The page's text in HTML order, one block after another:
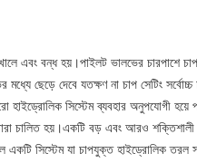
এবং বন্ধ হয়।পাইলট ভালভের চারপাশে
ছেড়ে দেবে যতক্ষণ না চাপ সেটিং সর্বোচ্চ
হাইড্রোলিক সিস্টেম ব্যবহার অনুপযোগী হয়ে
চালিত হয়।একটি বড় এবং আরও
সিস্টেম যা চাপযুক্ত হাইড্রোলিক তরল